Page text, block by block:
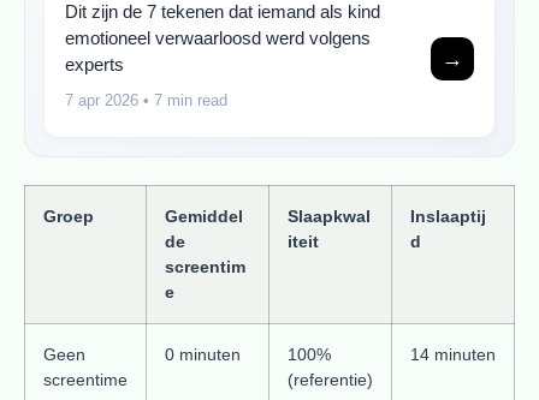
Dit zijn de 7 tekenen dat iemand als kind
emotioneel verwaarloosd werd volgens
experts
7 apr 2026 • 7 min read
→
Groep
Gemiddel
de
screentim
e
Slaapkwal
iteit
Inslaaptij
d
Geen
screentime
0 minuten
100%
(referentie)
14 minuten